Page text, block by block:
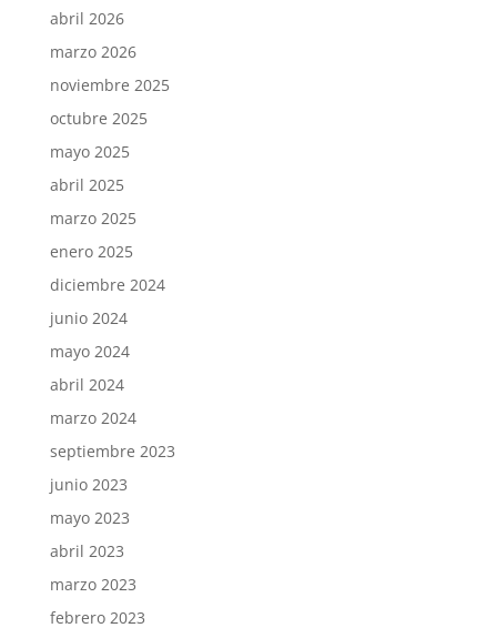
abril 2026
marzo 2026
noviembre 2025
octubre 2025
mayo 2025
abril 2025
marzo 2025
enero 2025
diciembre 2024
junio 2024
mayo 2024
abril 2024
marzo 2024
septiembre 2023
junio 2023
mayo 2023
abril 2023
marzo 2023
febrero 2023